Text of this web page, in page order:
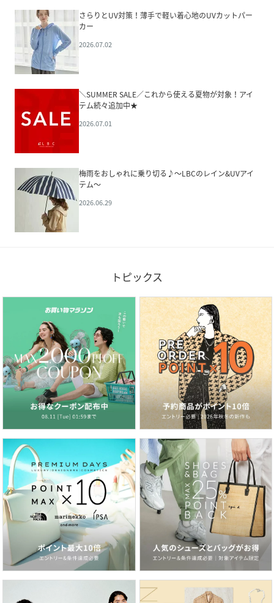
さらりとUV対策！薄手で軽い着心地のUVカットパー
カー
2026.07.02
＼SUMMER SALE／これから使える夏物が対象！アイ
テム続々追加中★
2026.07.01
梅雨をおしゃれに乗り切る♪～LBCのレイン&UVアイ
テム～
2026.06.29
トピックス